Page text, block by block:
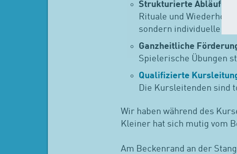
Strukturierte Abläufe
Rituale und
sondern individuelle
Ganzheitliche
Spielerische Übungen
Qualifizierte
Die Kursleitenden sind
Wir haben während des
Kleiner hat sich mutig vom
Am Beckenrand an der